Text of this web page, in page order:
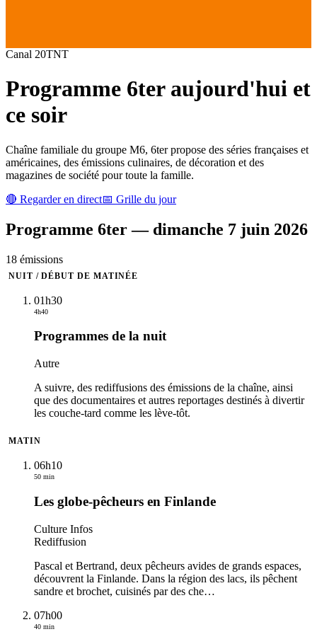
Canal 20TNT
Programme 6teraujourd'hui et
ce soir
Chaîne familiale du groupe M6, 6ter propose des séries françaises et
américaines, des émissions culinaires, de décoration et des
magazines de société pour toute la famille.
🔴 Regarder en direct📅 Grille du jour
Programme 6ter— dimanche 7 juin 2026
18 émissions
NUIT / DÉBUT DE MATINÉE
01h30
4h40
Programmes de la nuit
Autre
A suivre, des rediffusions des émissions de la chaîne, ainsi
que des documentaires et autres reportages destinés à divertir
les couche-tard comme les lève-tôt.
MATIN
06h10
50 min
Les globe-pêcheurs en Finlande
Culture Infos
Rediffusion
Pascal et Bertrand, deux pêcheurs avides de grands espaces,
découvrent la Finlande. Dans la région des lacs, ils pêchent
sandre et brochet, cuisinés par des che…
07h00
40 min